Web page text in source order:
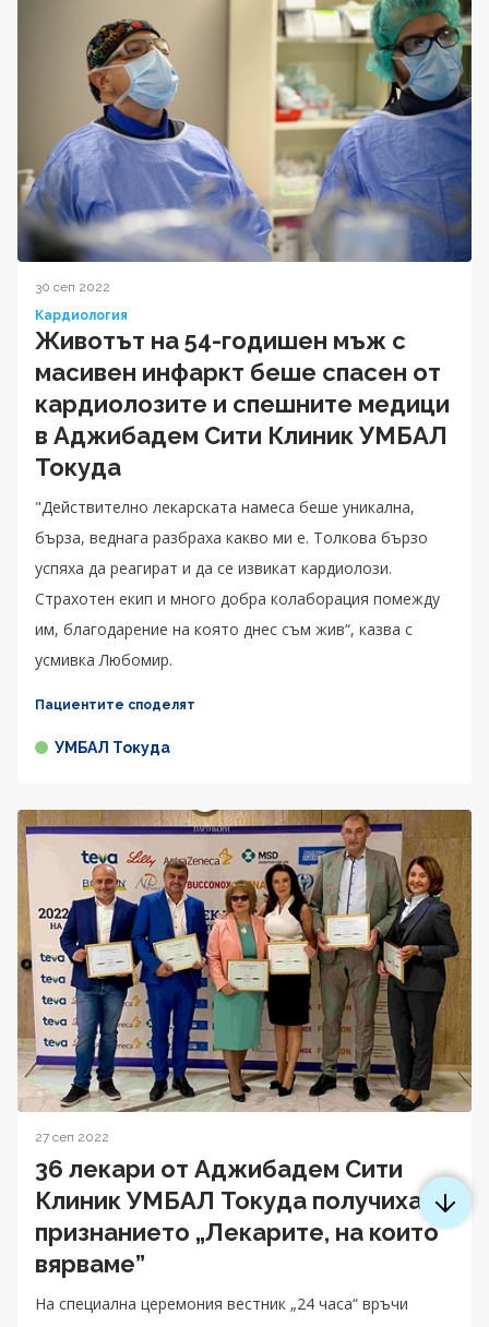
30 сеп 2022
Кардиология
Животът на 54-годишен мъж с
масивен инфаркт беше спасен от
кардиолозите и спешните медици
в Аджибадем Сити Клиник УМБАЛ
Токуда
"Действително лекарската намеса беше уникална,
бърза, веднага разбраха какво ми е. Толкова бързо
успяха да реагират и да се извикат кардиолози.
Страхотен екип и много добра колаборация помежду
им, благодарение на която днес съм жив“, казва с
усмивка Любомир.
Пациентите споделят
УМБАЛ Токуда
27 сеп 2022
36 лекари от Аджибадем Сити
Клиник УМБАЛ Токуда получиха
признанието „Лекарите, на които
вярваме”
На специална церемония вестник „24 часа“ връчи